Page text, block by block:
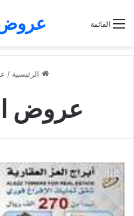
عروض القائمة
الرئيسية /
عروض